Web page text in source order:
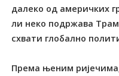
далеко од америчких
ли неко подржава
схвати глобално
Према њеним